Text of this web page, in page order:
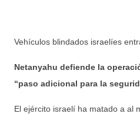
Vehículos blindados israelíes
Netanyahu defiende la
“paso adicional para la
El ejército israelí ha matado a al